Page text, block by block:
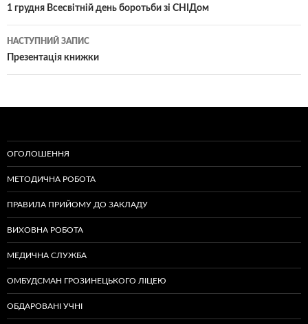
по
записам
1 грудня Всесвітній день боротьби зі СНІДом
НАСТУПНИЙ ЗАПИС
Презентація книжки
ОГОЛОШЕННЯ
МЕТОДИЧНА РОБОТА
ПРАВИЛА ПРИЙОМУ ДО ЗАКЛАДУ
ВИХОВНА РОБОТА
МЕДИЧНА СЛУЖБА
ОМБУДСМАН ГРОЗИНЕЦЬКОГО ЛІЦЕЮ
ОБДАРОВАНІ УЧНІ